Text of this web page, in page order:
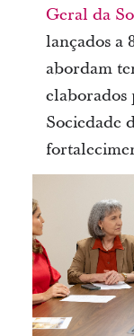
Geral da
lançados a
abordam
elaborados
Sociedade